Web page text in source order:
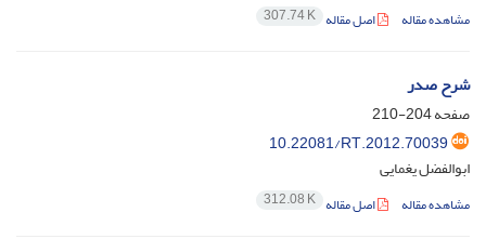
مشاهده مقاله اصل مقاله 307.74 K
شرح صدر
صفحه204-210
10.22081/RT.2012.70039
ابوالفضل یغمایی
مشاهده مقاله اصل مقاله 312.08 K